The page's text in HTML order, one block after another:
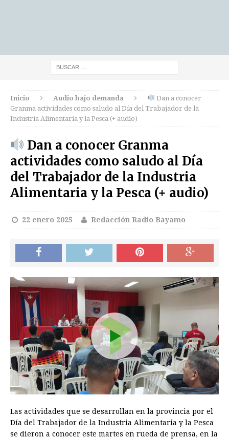
Inicio Audio bajo demanda
Dan a conocer
Granma actividades como saludo al Día del Trabajador de la
Industria Alimentaria y la Pesca (+ audio)
Dan a conocer Granma
actividades como saludo al Día
del Trabajador de la Industria
Alimentaria y la Pesca (+ audio)
22 enero 2025 Redacción Radio Bayamo
Las actividades que se desarrollan en la provincia por el
Día del Trabajador de la Industria Alimentaria y la Pesca
se dieron a conocer este martes en rueda de prensa, en la